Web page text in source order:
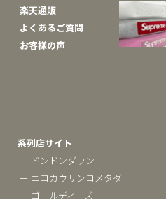
楽天通販
よくあるご質問
お客様の声
系列店サイト
ー ドンドンダウン
ー ニコカウサンコメタダ
ー ゴールディーズ